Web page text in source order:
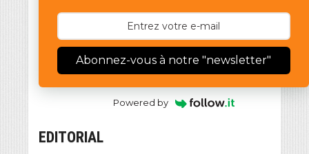
Abonnez-vous à notre "newsletter"
Powered by
EDITORIAL